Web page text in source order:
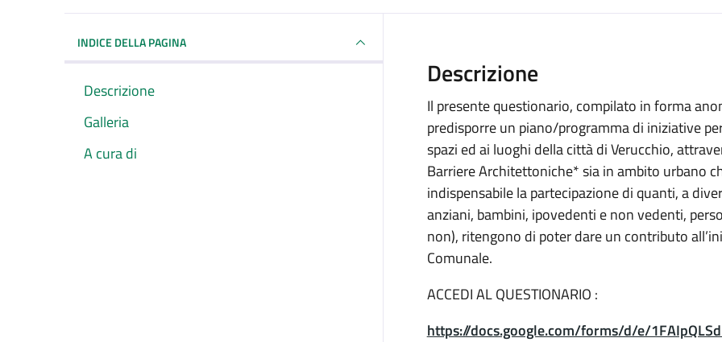
INDICE DELLA PAGINA
Descrizione
Galleria
A cura di
Descrizione
Il presente questionario, compilato in forma
predisporre un piano/programma di iniziative
spazi ed ai luoghi della città di Verucchio,
Barriere Architettoniche* sia in ambito urbano
indispensabile la partecipazione di quanti, a
anziani, bambini, ipovedenti e non vedenti,
non), ritengono di poter dare un contributo
Comunale.
ACCEDI AL QUESTIONARIO :
https://docs.google.com/forms/d/e/